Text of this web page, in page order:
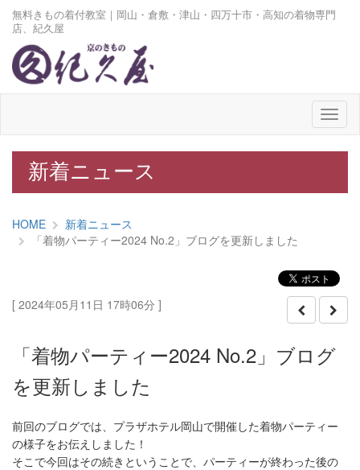
無料きもの着付教室｜岡山・倉敷・津山・四万十市・高知の着物専門
店、紀久屋
メ
ニ
ュ
新着ニュース
HOME
新着ニュース
「着物パーティー2024 No.2」ブログを更新しました
[ 2024年05月11日 17時06分 ]
「着物パーティー2024 No.2」ブログ
を更新しました
前回のブログでは、プラザホテル岡山で開催した着物パーティー
の様子をお伝えしました！
そこで今回はその続きということで、パーティーが終わった後の